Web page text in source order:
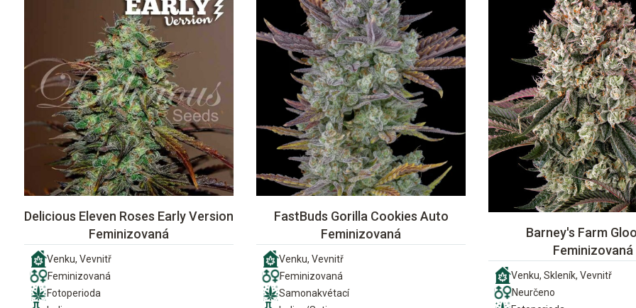
Delicious Eleven Roses Early Version
Feminizovaná
Venku, Vevnitř
Feminizovaná
Fotoperioda
FastBuds Gorilla Cookies Auto
Feminizovaná
Venku, Vevnitř
Feminizovaná
Samonakvétací
Barney's Farm
Feminizovaná
Venku, Skleník, Vevnitř
Neurčeno